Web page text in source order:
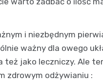
i niezbędnym
ważny dla owego
też jako leczniczy. Ale
zdrowym odżywianiu :